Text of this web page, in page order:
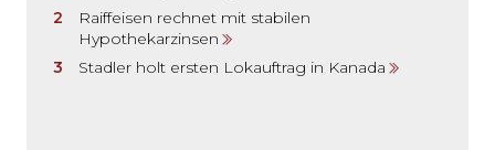
Raiffeisen rechnet mit stabilen
Hypothekarzinsen
Stadler holt ersten Lokauftrag in Kanada